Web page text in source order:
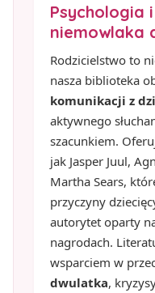
Psychologia
niemowlaka
Rodzicielstwo to
nasza biblioteka
komunikacji z
aktywnego
szacunkiem.
jak Jasper Juul,
Martha Sears,
przyczyny
autorytet oparty
nagrodach.
wsparciem w
dwulatka,